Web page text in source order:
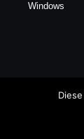
Windows